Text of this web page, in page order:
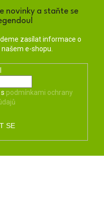
novinky a staňte se
zasílat informace o
e-shopu.
podmínkami ochrany
SE